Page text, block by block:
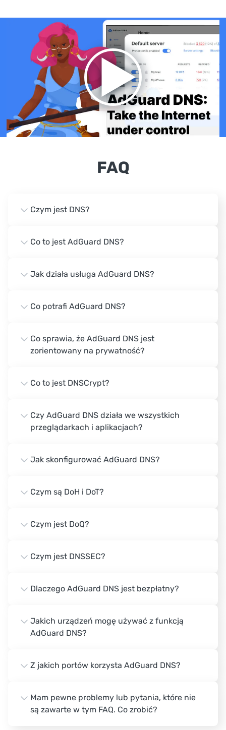
FAQ
Czym jest DNS?
Co to jest AdGuard DNS?
Jak działa usługa AdGuard DNS?
Co potrafi AdGuard DNS?
Co sprawia, że AdGuard DNS jest
zorientowany na prywatność?
Co to jest DNSCrypt?
Czy AdGuard DNS działa we wszystkich
przeglądarkach i aplikacjach?
Jak skonfigurować AdGuard DNS?
Czym są DoH i DoT?
Czym jest DoQ?
Czym jest DNSSEC?
Dlaczego AdGuard DNS jest bezpłatny?
Jakich urządzeń mogę używać z funkcją
AdGuard DNS?
Z jakich portów korzysta AdGuard DNS?
Mam pewne problemy lub pytania, które nie
są zawarte w tym FAQ. Co zrobić?